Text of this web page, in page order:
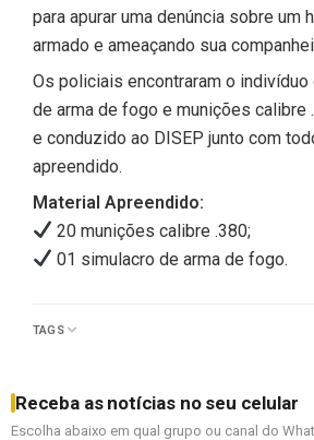
para apurar uma denúncia sobre um
armado e ameaçando sua
Os policiais encontraram o indivíduo
de arma de fogo e munições calibre
e conduzido ao DISEP junto com
apreendido.
Material Apreendido:
20 munições calibre .380;
01 simulacro de arma de fogo.
TAGS
Receba as notícias no seu celular
Escolha abaixo em qual grupo ou canal do